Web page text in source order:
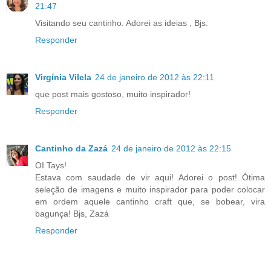
21:47
Visitando seu cantinho. Adorei as ideias , Bjs.
Responder
Virgínia Vilela 24 de janeiro de 2012 às 22:11
que post mais gostoso, muito inspirador!
Responder
Cantinho da Zazá 24 de janeiro de 2012 às 22:15
OI Tays!
Estava com saudade de vir aqui! Adorei o post! Ótima
seleção de imagens e muito inspirador para poder colocar
em ordem aquele cantinho craft que, se bobear, vira
bagunça! Bjs, Zazá
Responder